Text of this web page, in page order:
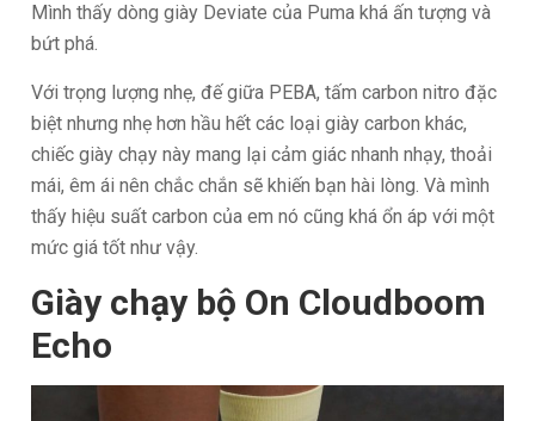
Mình thấy dòng giày Deviate của Puma khá ấn tượng và
bứt phá.
Với trọng lượng nhẹ, đế giữa PEBA, tấm carbon nitro đặc
biệt nhưng nhẹ hơn hầu hết các loại giày carbon khác,
chiếc giày chạy này mang lại cảm giác nhanh nhạy, thoải
mái, êm ái nên chắc chắn sẽ khiến bạn hài lòng. Và mình
thấy hiệu suất carbon của em nó cũng khá ổn áp với một
mức giá tốt như vậy.
Giày chạy bộ On Cloudboom
Echo